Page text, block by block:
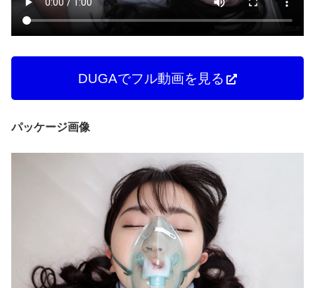
DUGAでフル動画を見る
パッケージ画像